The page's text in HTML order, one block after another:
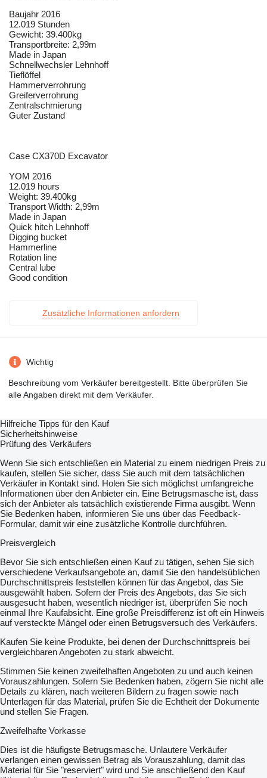
Baujahr 2016
12.019 Stunden
Gewicht: 39.400kg
Transportbreite: 2,99m
Made in Japan
Schnellwechsler Lehnhoff
Tieflöffel
Hammerverrohrung
Greiferverrohrung
Zentralschmierung
Guter Zustand
Case CX370D Excavator
YOM 2016
12.019 hours
Weight: 39.400kg
Transport Width: 2,99m
Made in Japan
Quick hitch Lehnhoff
Digging bucket
Hammerline
Rotation line
Central lube
Good condition
Zusätzliche Informationen anfordern
Wichtig
Beschreibung vom Verkäufer bereitgestellt. Bitte überprüfen Sie
alle Angaben direkt mit dem Verkäufer.
Hilfreiche Tipps für den Kauf
Sicherheitshinweise
Prüfung des Verkäufers
Wenn Sie sich entschließen ein Material zu einem niedrigen Preis zu
kaufen, stellen Sie sicher, dass Sie auch mit dem tatsächlichen
Verkäufer in Kontakt sind. Holen Sie sich möglichst umfangreiche
Informationen über den Anbieter ein. Eine Betrugsmasche ist, dass
sich der Anbieter als tatsächlich existierende Firma ausgibt. Wenn
Sie Bedenken haben, informieren Sie uns über das Feedback-
Formular, damit wir eine zusätzliche Kontrolle durchführen.
Preisvergleich
Bevor Sie sich entschließen einen Kauf zu tätigen, sehen Sie sich
verschiedene Verkaufsangebote an, damit Sie den handelsüblichen
Durchschnittspreis feststellen können für das Angebot, das Sie
ausgewählt haben. Sofern der Preis des Angebots, das Sie sich
ausgesucht haben, wesentlich niedriger ist, überprüfen Sie noch
einmal Ihre Kaufabsicht. Eine große Preisdifferenz ist oft ein Hinweis
auf versteckte Mängel oder einen Betrugsversuch des Verkäufers.
Kaufen Sie keine Produkte, bei denen der Durchschnittspreis bei
vergleichbaren Angeboten zu stark abweicht.
Stimmen Sie keinen zweifelhaften Angeboten zu und auch keinen
Vorauszahlungen. Sofern Sie Bedenken haben, zögern Sie nicht alle
Details zu klären, nach weiteren Bildern zu fragen sowie nach
Unterlagen für das Material, prüfen Sie die Echtheit der Dokumente
und stellen Sie Fragen.
Zweifelhafte Vorkasse
Dies ist die häufigste Betrugsmasche. Unlautere Verkäufer
verlangen einen gewissen Betrag als Vorauszahlung, damit das
Material für Sie "reserviert" wird und Sie anschließend den Kauf